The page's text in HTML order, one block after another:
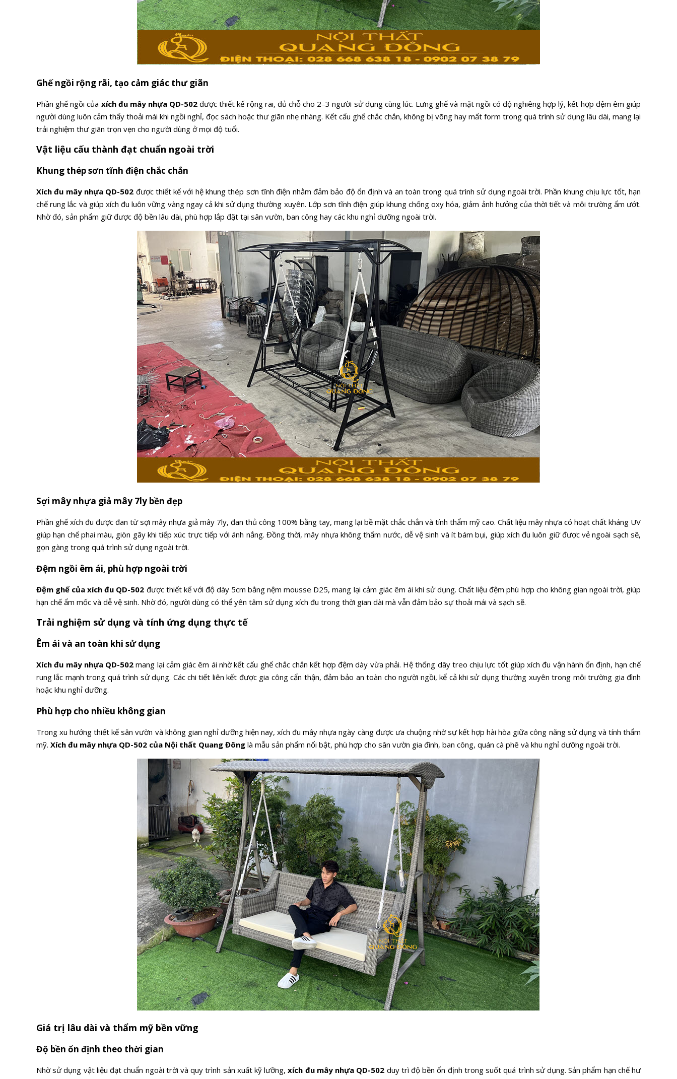
Ghế ngồi rộng rãi, tạo cảm giác thư giãn
Phần ghế ngồi của xích đu mây nhựa QD-502 được thiết kế rộng rãi, đủ chỗ cho 2–3 người sử dụng cùng lúc. Lưng ghế và mặt ngồi có độ nghiêng hợp lý, kết hợp đệm êm giúp
người dùng luôn cảm thấy thoải mái khi ngồi nghỉ, đọc sách hoặc thư giãn nhẹ nhàng. Kết cấu ghế chắc chắn, không bị võng hay mất form trong quá trình sử dụng lâu dài, mang lại
trải nghiệm thư giãn trọn vẹn cho người dùng ở mọi độ tuổi.
Vật liệu cấu thành đạt chuẩn ngoài trời
Khung thép sơn tĩnh điện chắc chắn
Xích đu mây nhựa QD-502 được thiết kế với hệ khung thép sơn tĩnh điện nhằm đảm bảo độ ổn định và an toàn trong quá trình sử dụng ngoài trời. Phần khung chịu lực tốt, hạn
chế rung lắc và giúp xích đu luôn vững vàng ngay cả khi sử dụng thường xuyên. Lớp sơn tĩnh điện giúp khung chống oxy hóa, giảm ảnh hưởng của thời tiết và môi trường ẩm ướt.
Nhờ đó, sản phẩm giữ được độ bền lâu dài, phù hợp lắp đặt tại sân vườn, ban công hay các khu nghỉ dưỡng ngoài trời.
Sợi mây nhựa giả mây 7ly bền đẹp
Phần ghế xích đu được đan từ sợi mây nhựa giả mây 7ly, đan thủ công 100% bằng tay, mang lại bề mặt chắc chắn và tính thẩm mỹ cao. Chất liệu mây nhựa có hoạt chất kháng UV
giúp hạn chế phai màu, giòn gãy khi tiếp xúc trực tiếp với ánh nắng. Đồng thời, mây nhựa không thấm nước, dễ vệ sinh và ít bám bụi, giúp xích đu luôn giữ được vẻ ngoài sạch sẽ,
gọn gàng trong quá trình sử dụng ngoài trời.
Đệm ngồi êm ái, phù hợp ngoài trời
Đệm ghế của xích đu QD-502 được thiết kế với độ dày 5cm bằng nệm mousse D25, mang lại cảm giác êm ái khi sử dụng. Chất liệu đệm phù hợp cho không gian ngoài trời, giúp
hạn chế ẩm mốc và dễ vệ sinh. Nhờ đó, người dùng có thể yên tâm sử dụng xích đu trong thời gian dài mà vẫn đảm bảo sự thoải mái và sạch sẽ.
Trải nghiệm sử dụng và tính ứng dụng thực tế
Êm ái và an toàn khi sử dụng
Xích đu mây nhựa QD-502 mang lại cảm giác êm ái nhờ kết cấu ghế chắc chắn kết hợp đệm dày vừa phải. Hệ thống dây treo chịu lực tốt giúp xích đu vận hành ổn định, hạn chế
rung lắc mạnh trong quá trình sử dụng. Các chi tiết liên kết được gia công cẩn thận, đảm bảo an toàn cho người ngồi, kể cả khi sử dụng thường xuyên trong môi trường gia đình
hoặc khu nghỉ dưỡng.
Phù hợp cho nhiều không gian
Trong xu hướng thiết kế sân vườn và không gian nghỉ dưỡng hiện nay, xích đu mây nhựa ngày càng được ưa chuộng nhờ sự kết hợp hài hòa giữa công năng sử dụng và tính thẩm
mỹ. Xích đu mây nhựa QD-502 của Nội thất Quang Đông là mẫu sản phẩm nổi bật, phù hợp cho sân vườn gia đình, ban công, quán cà phê và khu nghỉ dưỡng ngoài trời.
Giá trị lâu dài và thẩm mỹ bền vững
Độ bền ổn định theo thời gian
Nhờ sử dụng vật liệu đạt chuẩn ngoài trời và quy trình sản xuất kỹ lưỡng,xích đu mây nhựa QD-502 duy trì độ bền ổn định trong suốt quá trình sử dụng. Sản phẩm hạn chế hư